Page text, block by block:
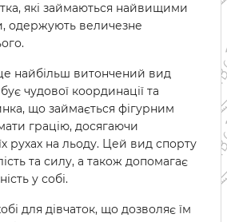
які займаються найвищими
одержують величезне
найбільш витончений вид
чудової координації та
що займається фігурним
грацію, досягаючи
рухах на льоду. Цей вид спорту
та силу, а також допомагає
у собі.
для дівчаток, що дозволяє їм